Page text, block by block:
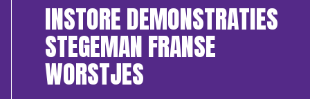
INSTORE DEMONSTRATIES
STEGEMAN FRANSE
WORSTJES